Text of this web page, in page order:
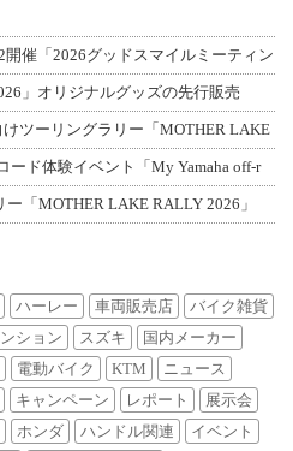
催「2026グッドスマイルミーティン
」オリジナルグッズの先行販売
ツーリングラリー「MOTHER LAKE
ード体験イベント「My Yamaha off-r
「MOTHER LAKE RALLY 2026」
ハーレー 車両販売店
バイク雑貨
ション スズキ
国内メーカー
電動バイク KTM
ニュース
キャンペーン レポート
展示会
ホンダ ハンドル関連
イベント